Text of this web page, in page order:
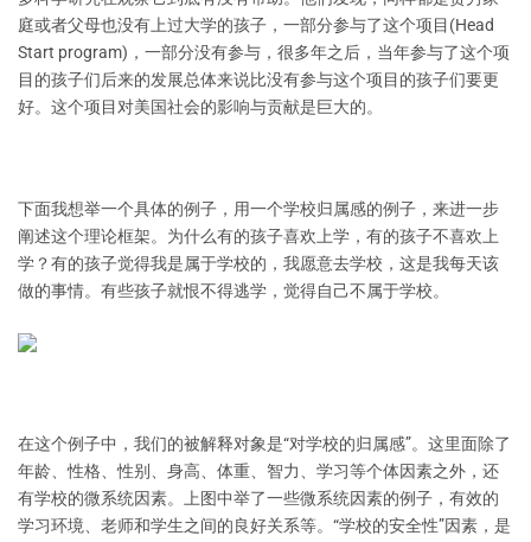
庭或者父母也没有上过大学的孩子，一部分参与了这个项目(Head
Start program)，一部分没有参与，很多年之后，当年参与了这个项
目的孩子们后来的发展总体来说比没有参与这个项目的孩子们要更
好。这个项目对美国社会的影响与贡献是巨大的。
下面我想举一个具体的例子，用一个学校归属感的例子，来进一步
阐述这个理论框架。为什么有的孩子喜欢上学，有的孩子不喜欢上
学？有的孩子觉得我是属于学校的，我愿意去学校，这是我每天该
做的事情。有些孩子就恨不得逃学，觉得自己不属于学校。
在这个例子中，我们的被解释对象是“对学校的归属感”。这里面除了
年龄、性格、性别、身高、体重、智力、学习等个体因素之外，还
有学校的微系统因素。上图中举了一些微系统因素的例子，有效的
学习环境、老师和学生之间的良好关系等。“学校的安全性”因素，是